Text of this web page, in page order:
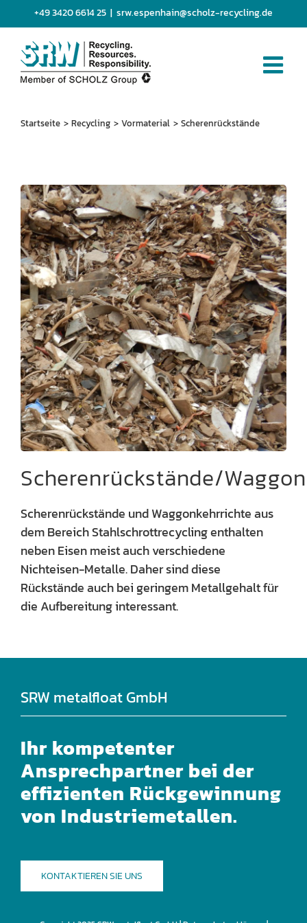
Inhalt
springen
+49 3420 6614 25 | srw.espenhain@scholz-recycling.de
Startseite Recycling Vormaterial Scherenrückstände
Scherenrückstände/
Scherenrückstände und Waggonkehrrichte aus
dem Bereich Stahlschrottrecycling enthalten
neben Eisen meist auch verschiedene
Nichteisen-Metalle. Daher sind diese
Rückstände auch bei geringem Metallgehalt für
die Aufbereitung interessant.
SRW metalfloat GmbH
Ihr kompetenter
Ansprechpartner bei der
effizienten Rückgewinnung
von Industriemetallen.
KONTAKTIEREN SIE UNS